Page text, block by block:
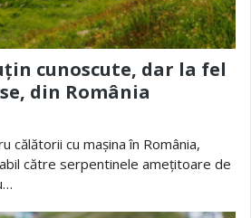
cunoscute, dar la fel
din România
călătorii cu mașina în România,
către serpentinele amețitoare de